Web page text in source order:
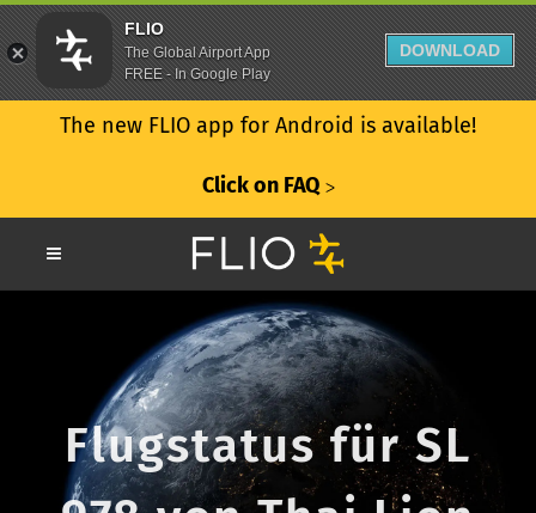
The new FLIO app for Android is available!
Click on FAQ ᐳ
Flugstatus für SL
FLIO
The Global Airport App
FREE - In Google Play
DOWNLOAD